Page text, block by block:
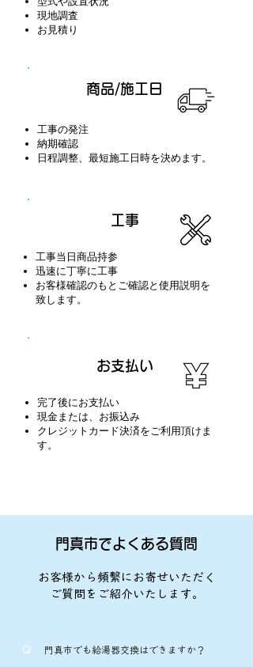
現地調査
​お見積り
​商品/施工日
工事の発注
納期確認
​日程調整、最短施工日時を決めます。
03
​工事
工事当日商品持参
迅速に丁寧に工事
​お客様確認のもとご確認と使用説明を
致します。
04
​お支払い
完了後にお支払い
現金または、お振込み
​クレジットカード決済をご利用頂けま
す。
STEP​
門真市でよくある質問
​お客様から頻繫にお寄せいただく
ご質問をご紹介いたします。
Q 門真市でも給湯器交換はできますか？